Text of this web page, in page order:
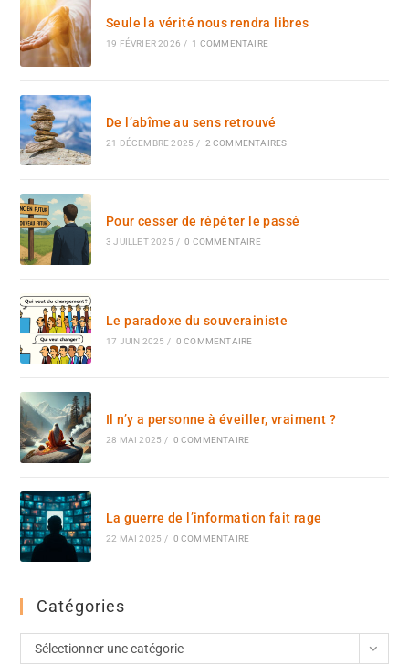
Seule la vérité nous rendra libres
19 FÉVRIER 2026 / 1 COMMENTAIRE
De l’abîme au sens retrouvé
21 DÉCEMBRE 2025 / 2 COMMENTAIRES
Pour cesser de répéter le passé
3 JUILLET 2025 / 0 COMMENTAIRE
Le paradoxe du souverainiste
17 JUIN 2025 / 0 COMMENTAIRE
Il n’y a personne à éveiller, vraiment ?
28 MAI 2025 / 0 COMMENTAIRE
La guerre de l’information fait rage
22 MAI 2025 / 0 COMMENTAIRE
Catégories
Sélectionner une catégorie